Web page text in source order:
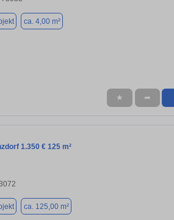
ca. 4,00 m²
★ ➦
1.350 € 125 m²
ca. 125,00 m²